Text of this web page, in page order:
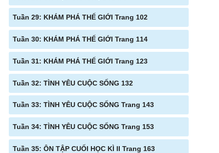
Tuần 29: KHÁM PHÁ THẾ GIỚI Trang 102
Tuần 30: KHÁM PHÁ THẾ GIỚI Trang 114
Tuần 31: KHÁM PHÁ THẾ GIỚI Trang 123
Tuần 32: TÌNH YÊU CUỘC SỐNG 132
Tuần 33: TÌNH YÊU CUỘC SỐNG Trang 143
Tuần 34: TÌNH YÊU CUỘC SỐNG Trang 153
Tuần 35: ÔN TẬP CUỐI HỌC KÌ II Trang 163